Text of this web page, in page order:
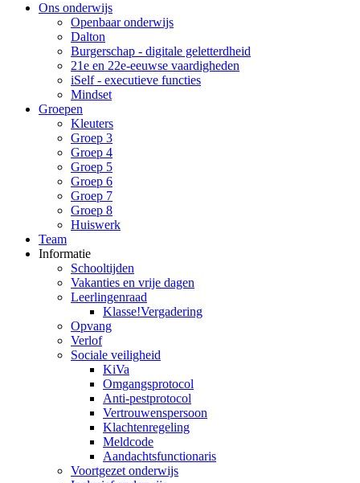
Ons onderwijs
Openbaar onderwijs
Dalton
Burgerschap - digitale geletterdheid
21e en 22e-eeuwse vaardigheden
iSelf - executieve functies
Mindset
Groepen
Kleuters
Groep 3
Groep 4
Groep 5
Groep 6
Groep 7
Groep 8
Huiswerk
Team
Informatie
Schooltijden
Vakanties en vrije dagen
Leerlingenraad
Klasse!Vergadering
Opvang
Verlof
Sociale veiligheid
KiVa
Omgangsprotocol
Anti-pestprotocol
Vertrouwenspersoon
Klachtenregeling
Meldcode
Aandachtsfunctionaris
Voortgezet onderwijs